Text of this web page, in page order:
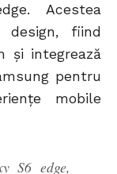
Acestea
fiind
și integrează
pentru
mobile
S6 edge,